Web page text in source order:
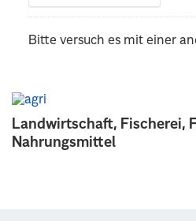
Landwirtschaft, Fischerei,
Nahrungsmittel
Bitte versuch es mit einer